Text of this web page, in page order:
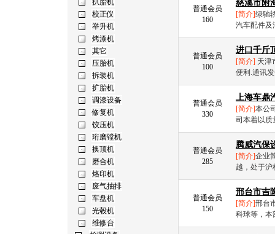
普通会员
160
慈溪市附
[简介]绿驰
汽车配件及
普通会员
100
进口千斤
[简介] 天津
便利.通讯
普通会员
330
上海车鼎
[简介]本公
司本着以质
普通会员
285
腾威汽保
[简介]企业
越，处于
普通会员
150
邢台市吉
[简介]邢台
科球等，本